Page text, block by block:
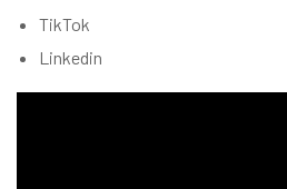
TikTok
Linkedin